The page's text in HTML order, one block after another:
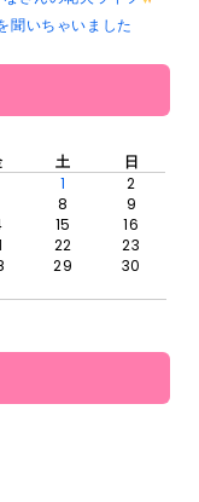
聞いちゃいました
土
日
1
2
8
9
15
16
22
23
29
30